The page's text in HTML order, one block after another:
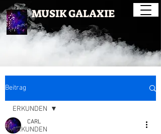
MUSIK GALAXIE
Beitrag
ERKUNDEN
ERKUNDEN
CARL